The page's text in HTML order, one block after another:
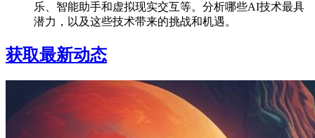
乐、智能助手和虚拟现实交互等。分析哪些AI技术最具
潜力，以及这些技术带来的挑战和机遇。
获取最新动态